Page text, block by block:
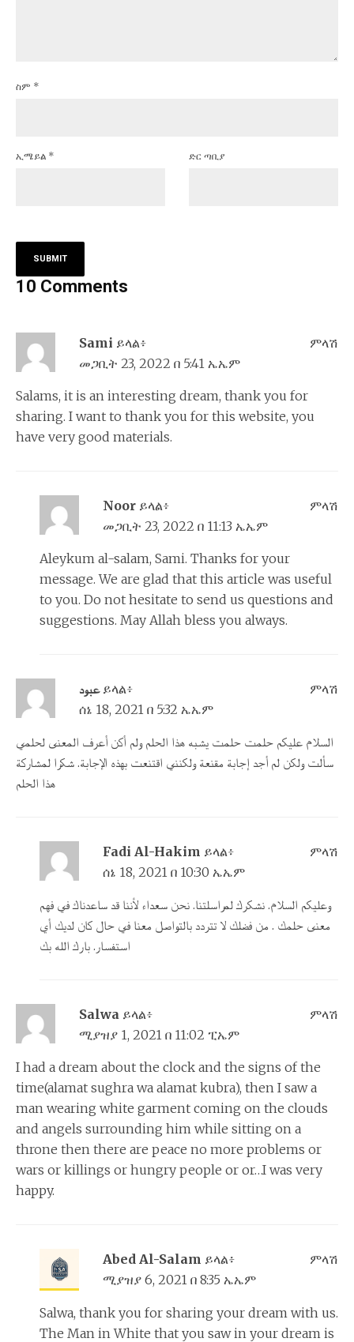
ስም *
ኢሜይል * ድር ጣቢያ
10 Comments
Sami ይላል፥
መጋቢት 23, 2022 በ 5:41 ኤኤም
Salams, it is an interesting dream, thank you for
sharing. I want to thank you for this website, you
have very good materials.
ምላሽ
Noor ይላል፥
መጋቢት 23, 2022 በ 11:13 ኤኤም
Aleykum al-salam, Sami. Thanks for your
message. We are glad that this article was useful
to you. Do not hesitate to send us questions and
suggestions. May Allah bless you always.
ምላሽ
عبود ይላል፥
ሰኔ 18, 2021 በ 5:32 ኤኤም
السلام عليكم حلمت حلمت يشبه هذا الحلم ولم أكن أعرف المعنى لحلمي
سألت ولكن لم أجد إجابة مقنعة ولكنني اقتنعت بهذه الإجابة. شكرا لمشاركة
هذا الحلم
ምላሽ
Fadi Al-Hakim ይላል፥
ሰኔ 18, 2021 በ 10:30 ኤኤም
وعليكم السلام. نشكرك لمراسلتنا. نحن سعداء لأننا قد ساعدناك في فهم
معنى حلمك . من فضلك لا تتردد بالتواصل معنا في حال كان لديك أي
استفسار. بارك الله بك
ምላሽ
Salwa ይላል፥
ሚያዝያ 1, 2021 በ 11:02 ፒኤም
I had a dream about the clock and the signs of the
time(alamat sughra wa alamat kubra), then I saw a
man wearing white garment coming on the clouds
and angels surrounding him while sitting on a
throne then there are peace no more problems or
wars or killings or hungry people or or…I was very
happy.
ምላሽ
Abed Al-Salam ይላል፥
ሚያዝያ 6, 2021 በ 8:35 ኤኤም
Salwa, thank you for sharing your dream with us.
The Man in White that you saw in your dream is
ምላሽ